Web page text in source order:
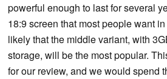
powerful enough to last for several
18:9 screen that most people want
likely that the middle variant, with
storage, will be the most popular.
for our review, and we would spend